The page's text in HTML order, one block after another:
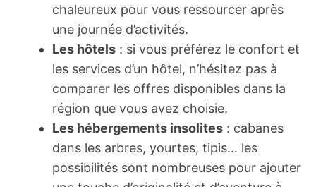
chaleureux pour vous ressourcer après
une journée d’activités.
Les hôtels : si vous préférez le confort et
les services d’un hôtel, n’hésitez pas à
comparer les offres disponibles dans la
région que vous avez choisie.
Les hébergements insolites : cabanes
dans les arbres, yourtes, tipis… les
possibilités sont nombreuses pour ajouter